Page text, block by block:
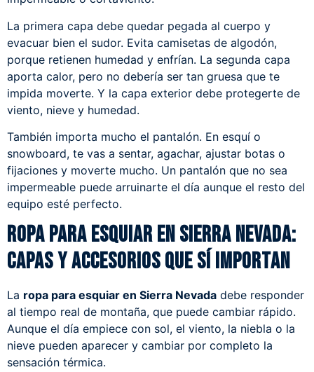
La primera capa debe quedar pegada al cuerpo y
evacuar bien el sudor. Evita camisetas de algodón,
porque retienen humedad y enfrían. La segunda capa
aporta calor, pero no debería ser tan gruesa que te
impida moverte. Y la capa exterior debe protegerte de
viento, nieve y humedad.
También importa mucho el pantalón. En esquí o
snowboard, te vas a sentar, agachar, ajustar botas o
fijaciones y moverte mucho. Un pantalón que no sea
impermeable puede arruinarte el día aunque el resto del
equipo esté perfecto.
Ropa para esquiar en Sierra Nevada:
capas y accesorios que sí importan
La ropa para esquiar en Sierra Nevada debe responder
al tiempo real de montaña, que puede cambiar rápido.
Aunque el día empiece con sol, el viento, la niebla o la
nieve pueden aparecer y cambiar por completo la
sensación térmica.